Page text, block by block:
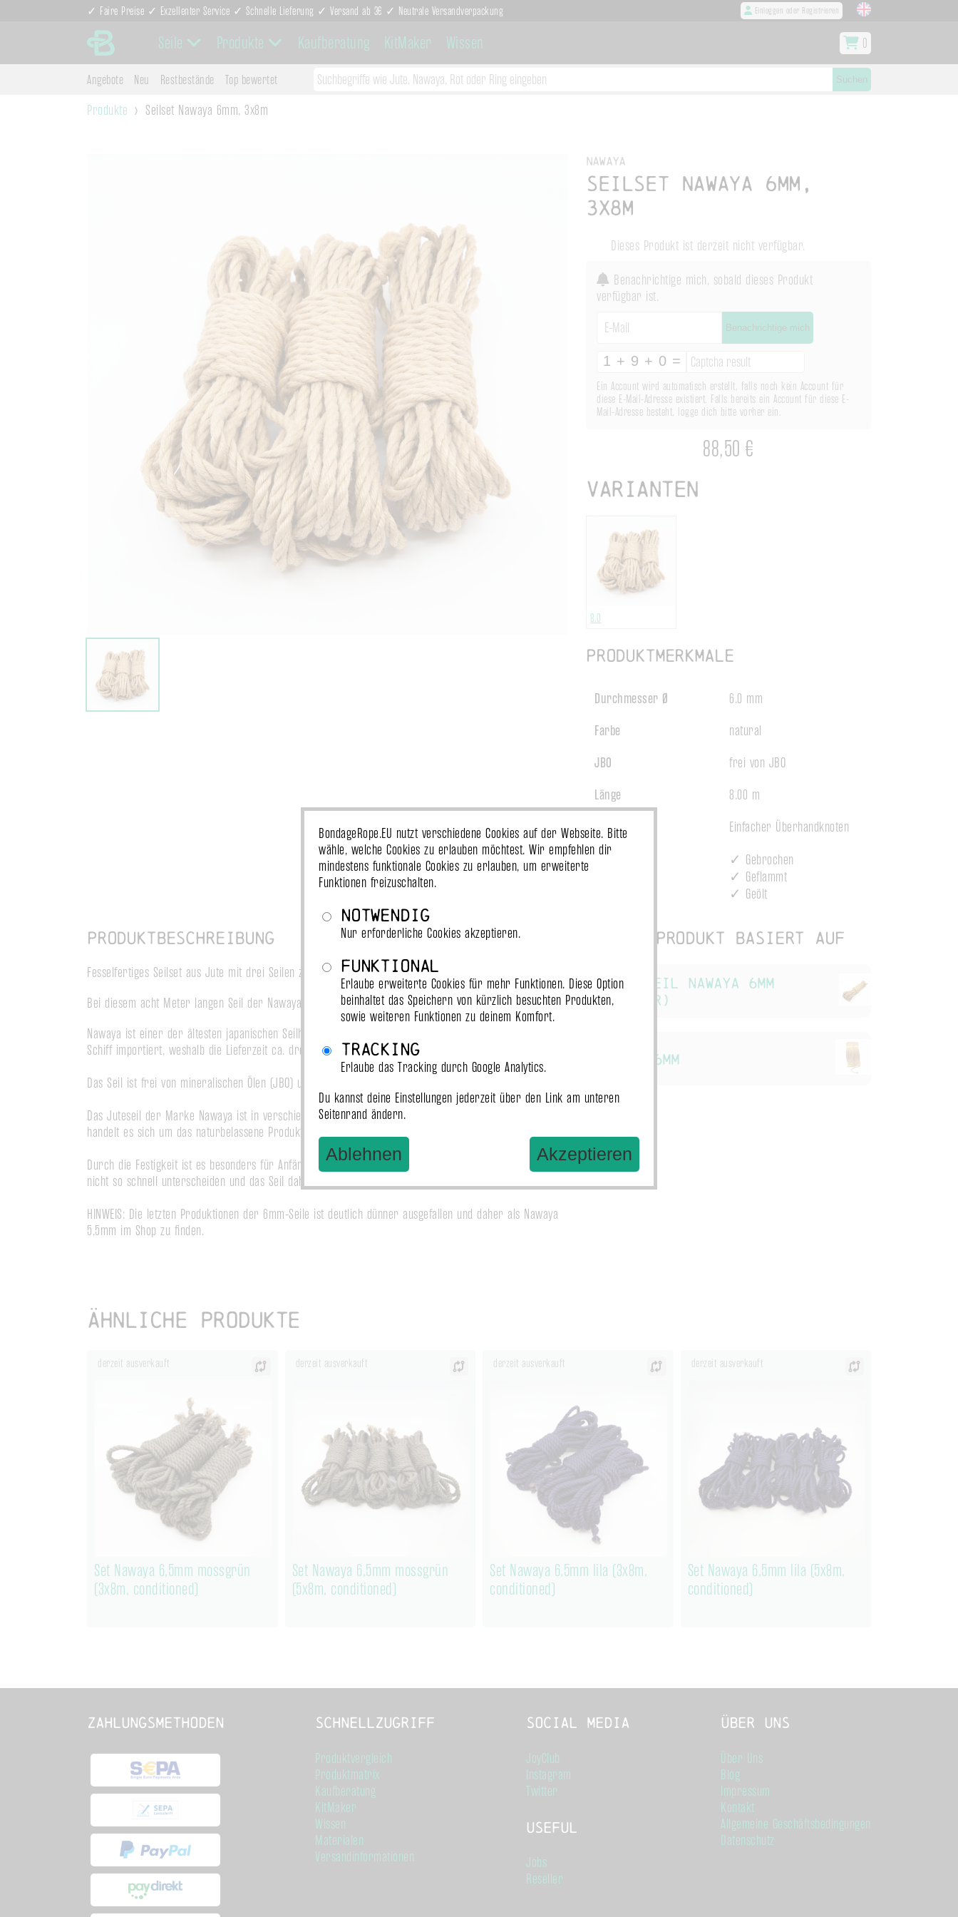
✓ Faire Preise ✓ Exzellenter Service ✓ Schnelle Lieferung ✓ Versand ab 3€ ✓ Neutrale Versandverpackung Einloggen oder Registrieren
Seile Produkte Kaufberatung KitMaker Wissen 0
Angebote Neu Restbestände Top bewertet Suchen
Produkte Seilset Nawaya 6mm, 3x8m
Nawaya
Seilset Nawaya 6mm,
3x8m
Dieses Produkt ist derzeit nicht verfügbar.
Benachrichtige mich, sobald dieses Produkt
verfügbar ist.
Benachrichtige mich
Ein Account wird automatisch erstellt, falls noch kein Account für
diese E-Mail-Adresse existiert. Falls bereits ein Account für diese E-
Mail-Adresse besteht, logge dich bitte vorher ein.
88,50 €
Varianten
8.0
Produktmerkmale
Durchmesser Ø
6.0 mm
Farbe
natural
JBO
frei von JBO
Länge
8.00 m
Endknoten
Einfacher Überhandknoten
Behandlung
✓ Gebrochen
✓ Geflammt
✓ Geölt
Produktbeschreibung
Fesselfertiges Seilset aus Jute mit drei Seilen zu je acht Metern Länge.
Bei diesem acht Meter langen Seil der Nawaya-Serie handelt es sich um eine unserer Standardlängen.
Nawaya ist einer der ältesten japanischen Seilhersteller. Das Seil wird von uns nach Deutschland per
Schiff importiert, weshalb die Lieferzeit ca. drei Monate beträgt, sollte es nicht auf Lager sein.
Das Seil ist frei von mineralischen Ölen (JBO) und besitzt daher keinen Geruch.
Das Juteseil der Marke Nawaya ist in verschiedenen Durchmessern und Farben erhältlich. Hierbei
handelt es sich um das naturbelassene Produkt. Es besteht aus drei gedrehten Strängen und 8 Litzen.
Durch die Festigkeit ist es besonders für Anfänger geeignet, da sich die Spannung der drei Stränge
nicht so schnell unterscheiden und das Seil daher länger benutzbar bleibt.
HINWEIS: Die letzten Produktionen der 6mm-Seile ist deutlich dünner ausgefallen und daher als Nawaya
Dieses Produkt basiert auf
Einzelseil Nawaya 6mm
(Mosafir)
Nawaya 6mm
Ähnliche Produkte
derzeit ausverkauft
Set Nawaya 6,5mm mossgrün
(3x8m, conditioned)
derzeit ausverkauft
Set Nawaya 6,5mm mossgrün
(5x8m, conditioned)
derzeit ausverkauft
Set Nawaya 6,5mm lila (3x8m,
conditioned)
derzeit ausverkauft
Set Nawaya 6,5mm lila (5x8m,
conditioned)
BondageRope.EU nutzt verschiedene Cookies auf der Webseite. Bitte
wähle, welche Cookies zu erlauben möchtest. Wir empfehlen dir
mindestens funktionale Cookies zu erlauben, um erweiterte
Funktionen freizuschalten.
Notwendig
Nur erforderliche Cookies akzeptieren.
Funktional
Erlaube erweiterte Cookies für mehr Funktionen. Diese Option
beinhaltet das Speichern von kürzlich besuchten Produkten,
sowie weiteren Funktionen zu deinem Komfort.
Tracking
Erlaube das Tracking durch Google Analytics.
Du kannst deine Einstellungen jederzeit über den Link am unteren
Seitenrand ändern.
Ablehnen Akzeptieren
Zahlungsmethoden Schnellzugriff
Produktvergleich
Produktmatrix
Kaufberatung
KitMaker
Wissen
Materialen
Versandinformationen
Social Media
JoyClub
Instagram
Twitter
Useful
Jobs
Reseller
Über Uns
Über Uns
Blog
Impressum
Kontakt
Allgemeine Geschäftsbedingungen
Datenschutz